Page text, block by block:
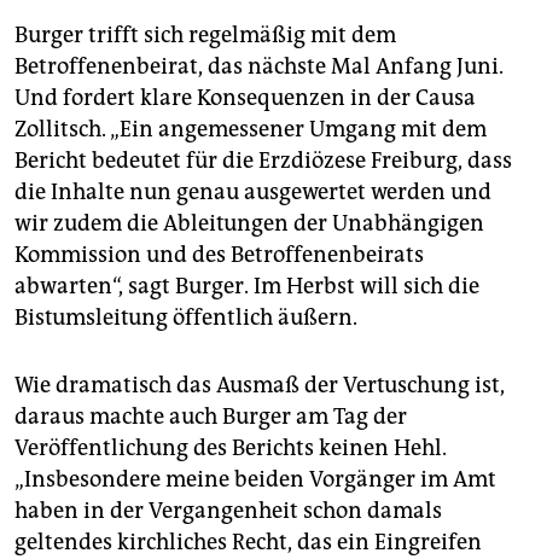
Burger trifft sich regelmäßig mit dem
Betroffenenbeirat, das nächste Mal Anfang Juni.
Und fordert klare Konsequenzen in der Causa
Zollitsch. „Ein angemessener Umgang mit dem
Bericht bedeutet für die Erzdiözese Freiburg, dass
die Inhalte nun genau ausgewertet werden und
wir zudem die Ableitungen der Unabhängigen
Kommission und des Betroffenenbeirats
abwarten“, sagt Burger. Im Herbst will sich die
Bistumsleitung öffentlich äußern.
Wie dramatisch das Ausmaß der Vertuschung ist,
daraus machte auch Burger am Tag der
Veröffentlichung des Berichts keinen Hehl.
„Insbesondere meine beiden Vorgänger im Amt
haben in der Vergangenheit schon damals
geltendes kirchliches Recht, das ein Eingreifen